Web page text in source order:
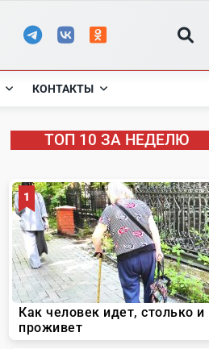
КОНТАКТЫ
ТОП 10 ЗА НЕДЕЛЮ